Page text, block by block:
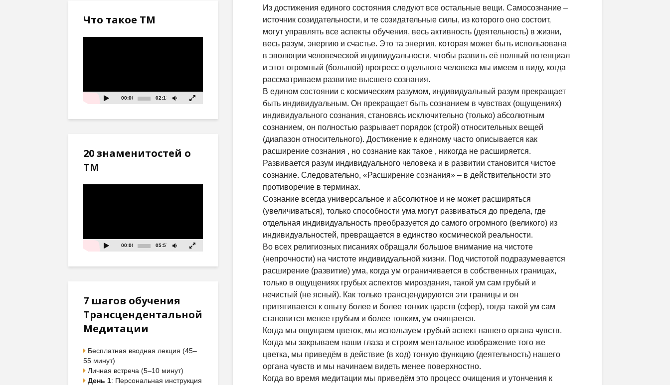
Из достижения единого состояния следуют все остальные вещи. Самосознание –
источник созидательности, и те созидательные силы, из которого оно состоит,
могут управлять все аспекты обучения, весь активность (деятельность) в жизни,
весь разум, энергию и счастье. Это та энергия, которая может быть использована
в эволюции человеческой индивидуальности, чтобы развить её полный потенциал
и этот огромный (большой) прогресс отдельного человека мы имеем в виду, когда
рассматриваем развитие высшего сознания.
В едином состоянии с космическим разумом, индивидуальный разум прекращает
быть индивидуальным. Он прекращает быть сознанием в чувствах (ощущениях)
индивидуального сознания, становясь исключительно (только) абсолютным
сознанием, он полностью разрывает порядок (строй) относительных вещей
(диапазон относительного). Достижение к единому часто описывается как
расширение сознания , но сознание как такое , никогда не расширяется.
Развивается разум индивидуального человека и в развитии становится чистое
сознание. Следовательно, «Расширение сознания» – в действительности это
противоречие в терминах.
Сознание всегда универсальное и абсолютное и не может расширяться
(увеличиваться), только способности ума могут развиваться до предела, где
отдельная индивидуальность преобразуется до самого огромного (великого) из
индивидуальностей, превращается в единство космической реальности.
Во всех религиозных писаниях обращали большое внимание на чистоте
(непрочности) на чистоте индивидуальной жизни. Под чистотой подразумевается
расширение (развитие) ума, когда ум ограничивается в собственных границах,
только в ощущениях грубых аспектов мироздания, такой ум сам грубый и
нечистый (не ясный). Как только трансцендируются эти границы и он
притягивается к опыту более и более тонких царств (сфер), тогда такой ум сам
становится менее грубым и более тонким, ум очищается.
Когда мы ощущаем цветок, мы используем грубый аспект нашего органа чувств.
Когда мы закрываем наши глаза и строим ментальное изображение того же
цветка, мы приведём в действие (в ход) тонкую функцию (деятельность) нашего
органа чувств и мы начинаем видеть менее поверхностно.
Когда во время медитации мы приведём это процесс очищения и утончения к
Что такое ТМ
00:00 02:13
20 знаменитостей о
ТМ
00:00 05:57
7 шагов обучения
Трансцендентальной
Медитации
Бесплатная вводная лекция (45–
55 минут)
Личная встреча (5–10 минут)
День 1: Персональная инструкция